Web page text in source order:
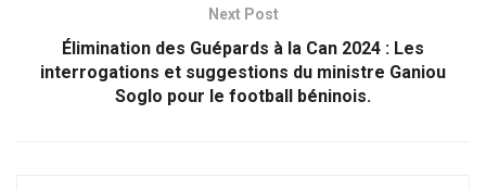
Next Post
Élimination des Guépards à la Can 2024 : Les
interrogations et suggestions du ministre Ganiou
Soglo pour le football béninois.